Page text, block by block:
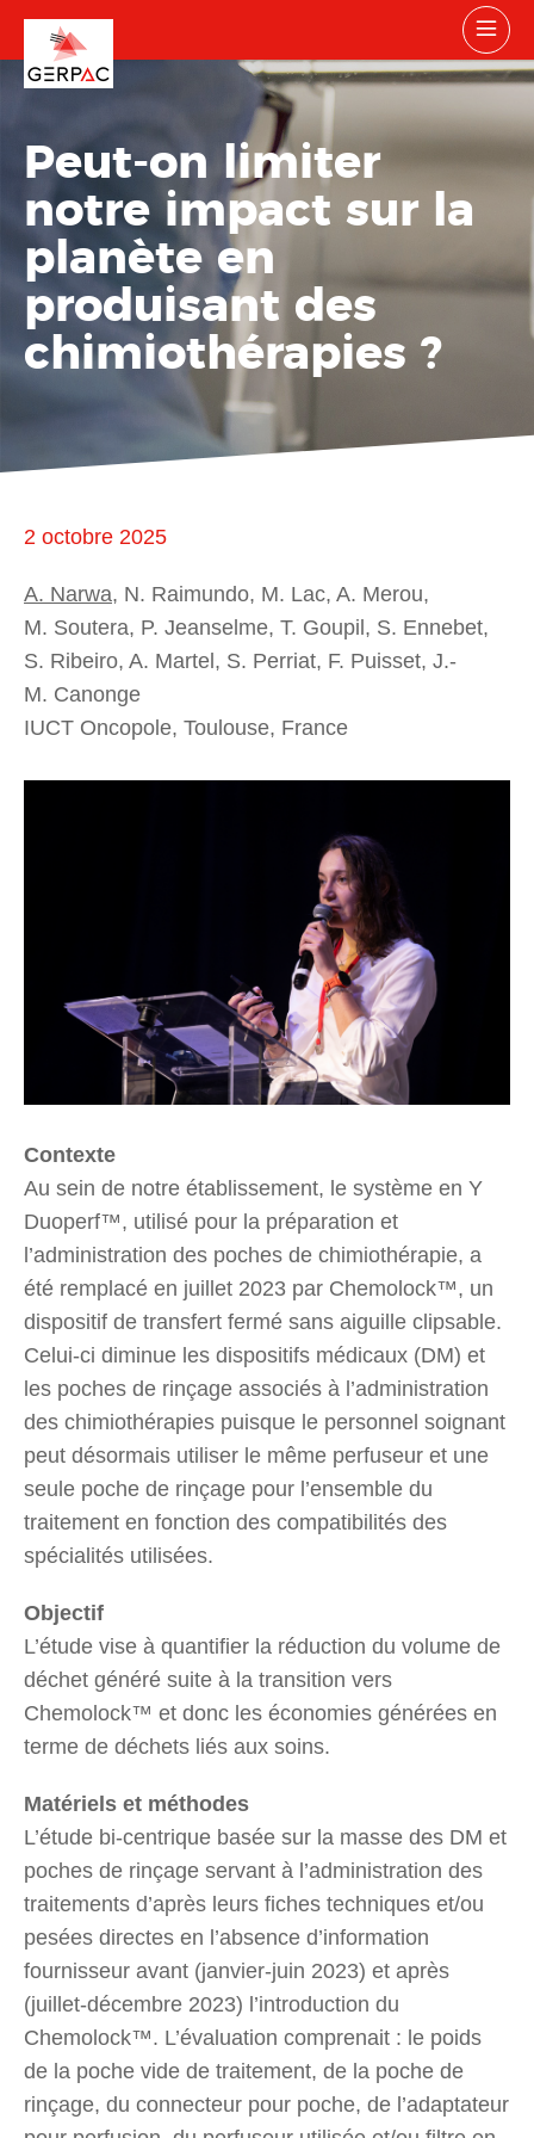
Peut-on limiter
notre impact sur la
planète en
produisant des
chimiothérapies ?
2 octobre 2025
A. Narwa, N. Raimundo, M. Lac, A. Merou,
M. Soutera, P. Jeanselme, T. Goupil, S. Ennebet,
S. Ribeiro, A. Martel, S. Perriat, F. Puisset, J.-
M. Canonge
IUCT Oncopole, Toulouse, France
Contexte
Au sein de notre établissement, le système en Y
Duoperf™, utilisé pour la préparation et
l’administration des poches de chimiothérapie, a
été remplacé en juillet 2023 par Chemolock™, un
dispositif de transfert fermé sans aiguille clipsable.
Celui-ci diminue les dispositifs médicaux (DM) et
les poches de rinçage associés à l’administration
des chimiothérapies puisque le personnel soignant
peut désormais utiliser le même perfuseur et une
seule poche de rinçage pour l’ensemble du
traitement en fonction des compatibilités des
spécialités utilisées.
Objectif
L’étude vise à quantifier la réduction du volume de
déchet généré suite à la transition vers
Chemolock™ et donc les économies générées en
terme de déchets liés aux soins.
Matériels et méthodes
L’étude bi-centrique basée sur la masse des DM et
poches de rinçage servant à l’administration des
traitements d’après leurs fiches techniques et/ou
pesées directes en l’absence d’information
fournisseur avant (janvier-juin 2023) et après
(juillet-décembre 2023) l’introduction du
Chemolock™. L’évaluation comprenait : le poids
de la poche vide de traitement, de la poche de
rinçage, du connecteur pour poche, de l’adaptateur